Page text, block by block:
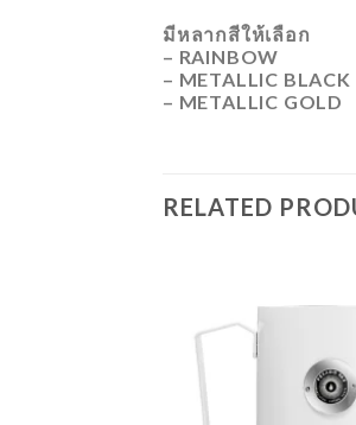
มีหลากสีให้เลือก
– RAINBOW
– METALLIC BLACK
– METALLIC GOLD
RELATED